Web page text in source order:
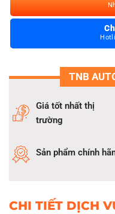
TNB
Giá tốt nhất thị
trường
Sản phẩm chính
CHI TIẾT DỊCH